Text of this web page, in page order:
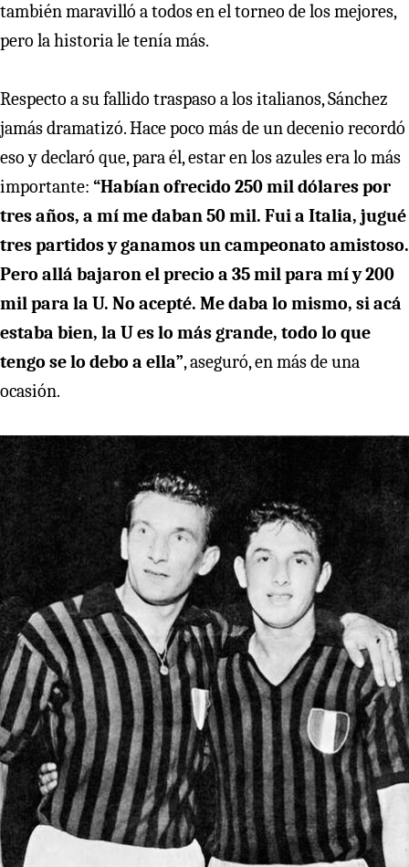
también maravilló a todos en el torneo de los mejores,
pero la historia le tenía más.
Respecto a su fallido traspaso a los italianos, Sánchez
jamás dramatizó. Hace poco más de un decenio recordó
eso y declaró que, para él, estar en los azules era lo más
importante: “Habían ofrecido 250 mil dólares por
tres años, a mí me daban 50 mil. Fui a Italia, jugué
tres partidos y ganamos un campeonato amistoso.
Pero allá bajaron el precio a 35 mil para mí y 200
mil para la U. No acepté. Me daba lo mismo, si acá
estaba bien, la U es lo más grande, todo lo que
tengo se lo debo a ella”, aseguró, en más de una
ocasión.